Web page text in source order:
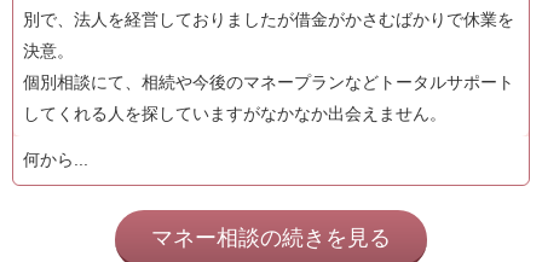
別で、法人を経営しておりましたが借金がかさむばかりで休業を
決意。
個別相談にて、相続や今後のマネープランなどトータルサポート
してくれる人を探していますがなかなか出会えません。
何から...
マネー相談の続きを見る